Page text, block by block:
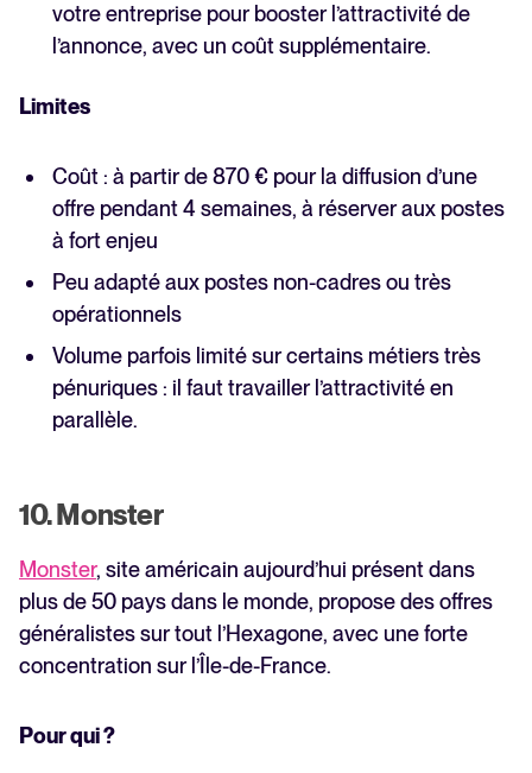
votre entreprise pour booster l’attractivité de
l’annonce, avec un coût supplémentaire.
Limites
‍Coût : à partir de 870 € pour la diffusion d’une
offre pendant 4 semaines, à réserver aux postes
à fort enjeu
Peu adapté aux postes non-cadres ou très
opérationnels
Volume parfois limité sur certains métiers très
pénuriques : il faut travailler l’attractivité en
parallèle.
10. Monster
Monster, site américain aujourd’hui présent dans
plus de 50 pays dans le monde, propose des offres
généralistes sur tout l’Hexagone, avec une forte
concentration sur l’Île-de-France. ‍
Pour qui ?